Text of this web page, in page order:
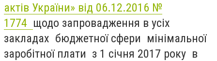
актів України» від 06.12.2016 №
1774 щодо запровадження в усіх
закладах бюджетної сфери мінімальної
заробітної плати з 1 січня 2017 року в